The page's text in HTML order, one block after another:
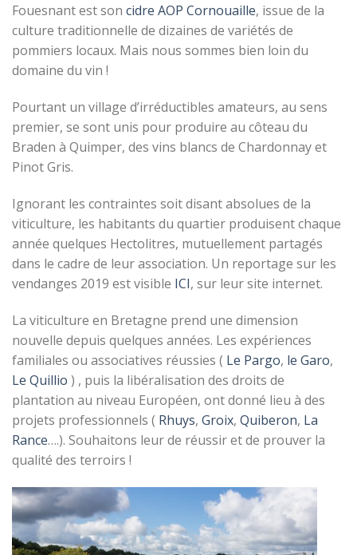
Fouesnant est son cidre AOP Cornouaille, issue de la
culture traditionnelle de dizaines de variétés de
pommiers locaux. Mais nous sommes bien loin du
domaine du vin !
Pourtant un village d’irréductibles amateurs, au sens
premier, se sont unis pour produire au côteau du
Braden à Quimper, des vins blancs de Chardonnay et
Pinot Gris.
Ignorant les contraintes soit disant absolues de la
viticulture, les habitants du quartier produisent chaque
année quelques Hectolitres, mutuellement partagés
dans le cadre de leur association. Un reportage sur les
vendanges 2019 est visible ICI, sur leur site internet.
La viticulture en Bretagne prend une dimension
nouvelle depuis quelques années. Les expériences
familiales ou associatives réussies ( Le Pargo, le Garo,
Le Quillio ) , puis la libéralisation des droits de
plantation au niveau Européen, ont donné lieu à des
projets professionnels ( Rhuys, Groix, Quiberon, La
Rance….). Souhaitons leur de réussir et de prouver la
qualité des terroirs !